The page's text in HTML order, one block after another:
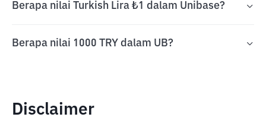
Berapa nilai Turkish Lira ₺1 dalam Unibase?
Berapa nilai 1000 TRY dalam UB?
Disclaimer